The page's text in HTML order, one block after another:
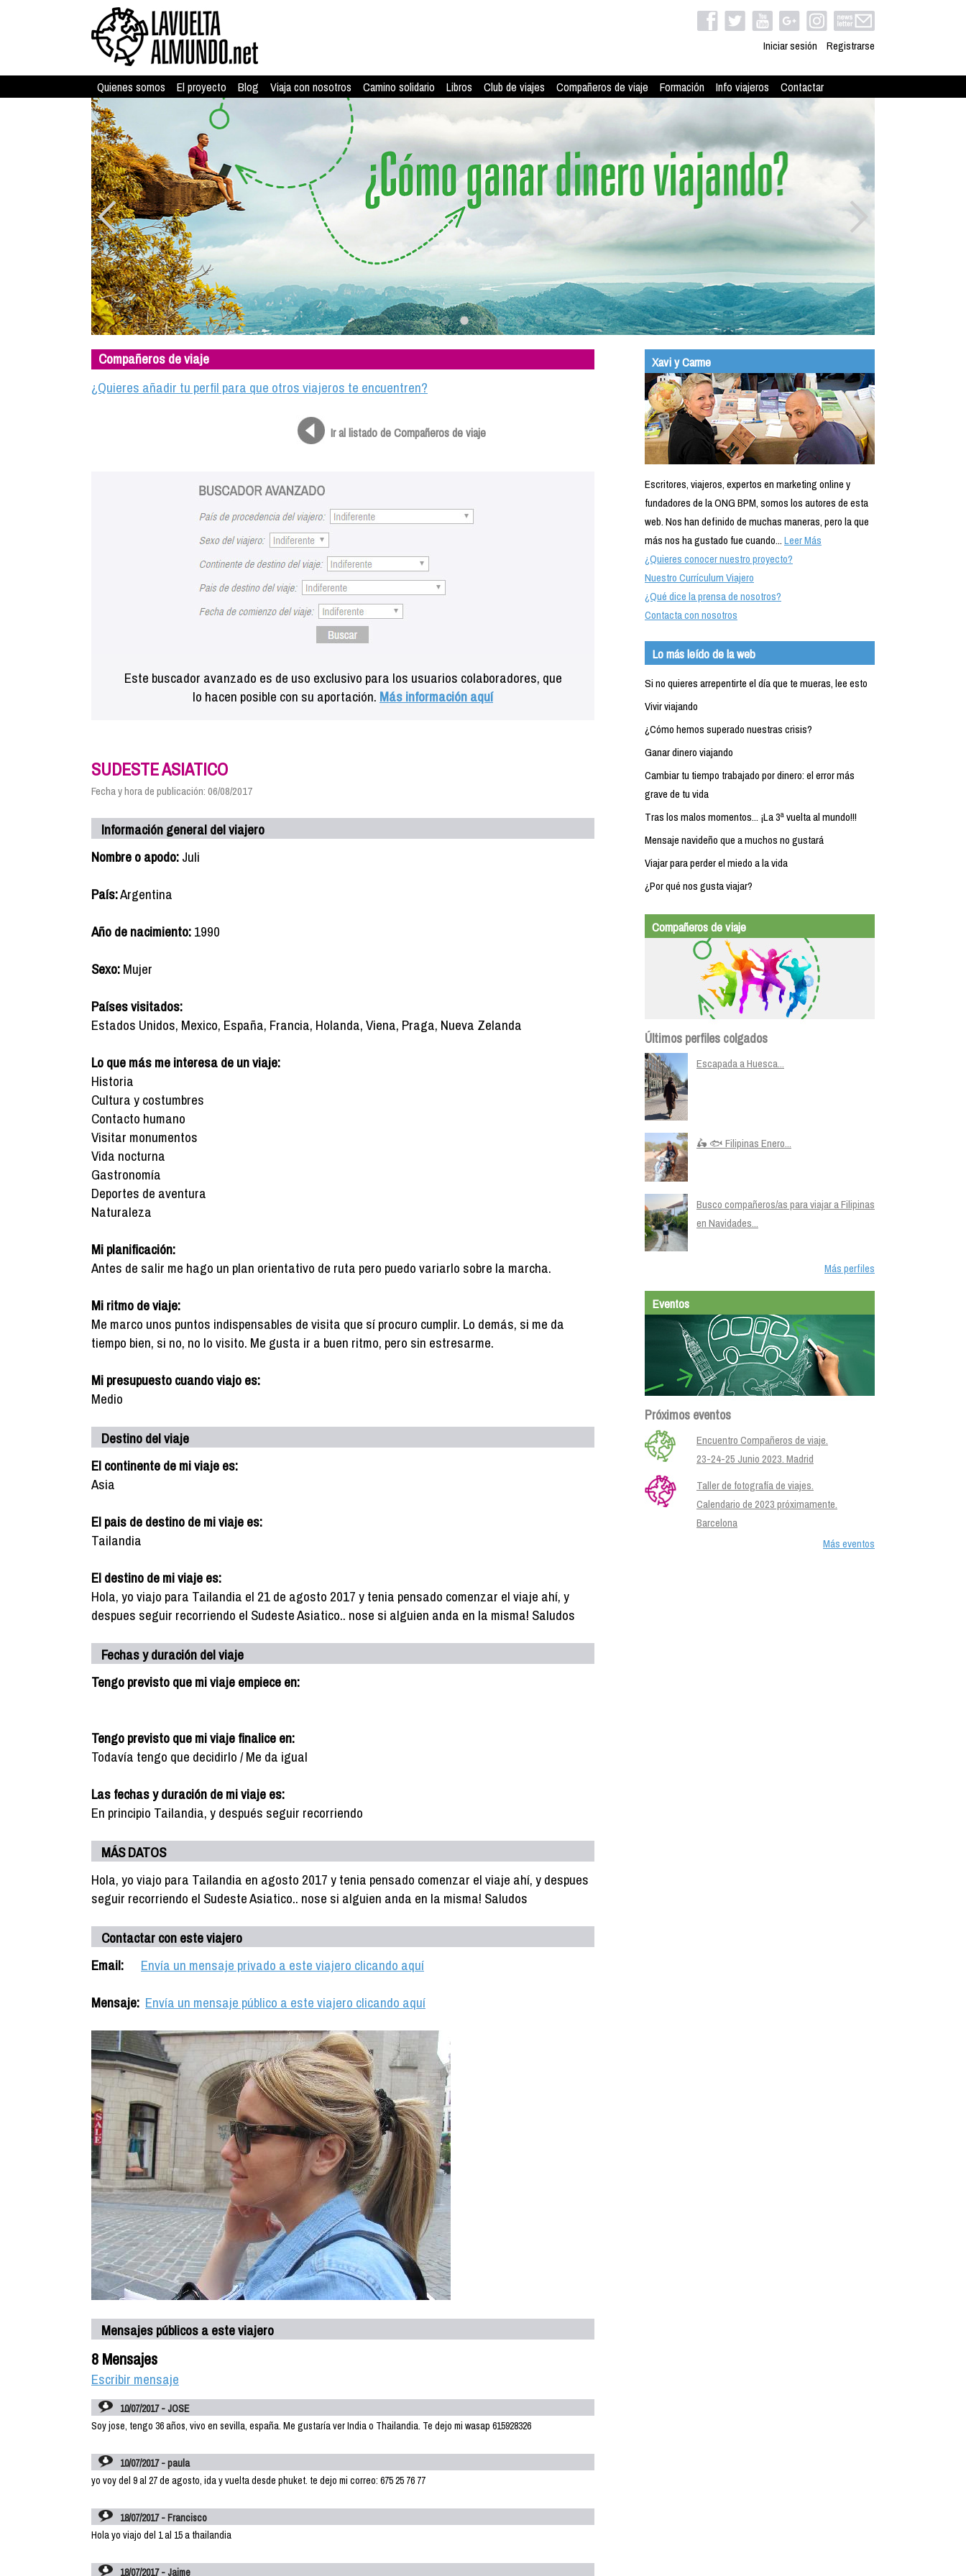
Iniciar sesión Registrarse
Quienes somos El proyecto Blog Viaja con nosotros Camino solidario Libros Club de viajes Compañeros de viaje Formación Info viajeros Contactar
Compañeros de viaje
¿Quieres añadir tu perfil para que otros viajeros te encuentren?
Ir al listado de Compañeros de viaje
Este buscador avanzado es de uso exclusivo para los usuarios colaboradores, que
lo hacen posible con su aportación. Más información aquí
SUDESTE ASIATICO
Fecha y hora de publicación: 06/08/2017
Información general del viajero
Nombre o apodo:Juli
País:Argentina
Año de nacimiento:1990
Sexo:Mujer
Países visitados:
Estados Unidos, Mexico, España, Francia, Holanda, Viena, Praga, Nueva Zelanda
Lo que más me interesa de un viaje:
Historia
Cultura y costumbres
Contacto humano
Visitar monumentos
Vida nocturna
Gastronomía
Deportes de aventura
Naturaleza
Mi planificación:
Antes de salir me hago un plan orientativo de ruta pero puedo variarlo sobre la marcha.
Mi ritmo de viaje:
Me marco unos puntos indispensables de visita que sí procuro cumplir. Lo demás, si me da
tiempo bien, si no, no lo visito. Me gusta ir a buen ritmo, pero sin estresarme.
Mi presupuesto cuando viajo es:
Medio
Destino del viaje
El continente de mi viaje es:
Asia
El pais de destino de mi viaje es:
Tailandia
El destino de mi viaje es:
Hola, yo viajo para Tailandia el 21 de agosto 2017 y tenia pensado comenzar el viaje ahí, y
despues seguir recorriendo el Sudeste Asiatico.. nose si alguien anda en la misma! Saludos
Fechas y duración del viaje
Tengo previsto que mi viaje empiece en:
Tengo previsto que mi viaje finalice en:
Todavía tengo que decidirlo / Me da igual
Las fechas y duración de mi viaje es:
En principio Tailandia, y después seguir recorriendo
MÁS DATOS
Hola, yo viajo para Tailandia en agosto 2017 y tenia pensado comenzar el viaje ahí, y despues
seguir recorriendo el Sudeste Asiatico.. nose si alguien anda en la misma! Saludos
Contactar con este viajero
Email:
Envía un mensaje privado a este viajero clicando aquí
Mensaje: Envía un mensaje público a este viajero clicando aquí
Mensajes públicos a este viajero
8 Mensajes
Escribir mensaje
10/07/2017 - JOSE
Soy jose, tengo 36 años, vivo en sevilla, españa. Me gustaría ver India o Thailandia. Te dejo mi wasap 615928326
10/07/2017 - paula
yo voy del 9 al 27 de agosto, ida y vuelta desde phuket. te dejo mi correo: 675 25 76 77
18/07/2017 - Francisco
Hola yo viajo del 1 al 15 a thailandia
18/07/2017 - Jaime
Xavi y Carme
Escritores, viajeros, expertos en marketing online y
fundadores de la ONG BPM, somos los autores de esta
web. Nos han definido de muchas maneras, pero la que
más nos ha gustado fue cuando...Leer Más
¿Quieres conocer nuestro proyecto?
Nuestro Currículum Viajero
¿Qué dice la prensa de nosotros?
Contacta con nosotros
Lo más leído de la web
Si no quieres arrepentirte el día que te mueras, lee esto
Vivir viajando
¿Cómo hemos superado nuestras crisis?
Ganar dinero viajando
Cambiar tu tiempo trabajado por dinero: el error más
grave de tu vida
Tras los malos momentos... ¡La 3ª vuelta al mundo!!!
Mensaje navideño que a muchos no gustará
Viajar para perder el miedo a la vida
¿Por qué nos gusta viajar?
Compañeros de viaje
Últimos perfiles colgados
Escapada a Huesca...
🛵 🐟 Filipinas Enero...
Busco compañeros/as para viajar a Filipinas
en Navidades...
Más perfiles
Eventos
Próximos eventos
Encuentro Compañeros de viaje.
23-24-25 Junio 2023. Madrid
Taller de fotografía de viajes.
Calendario de 2023 próximamente.
Barcelona
Más eventos